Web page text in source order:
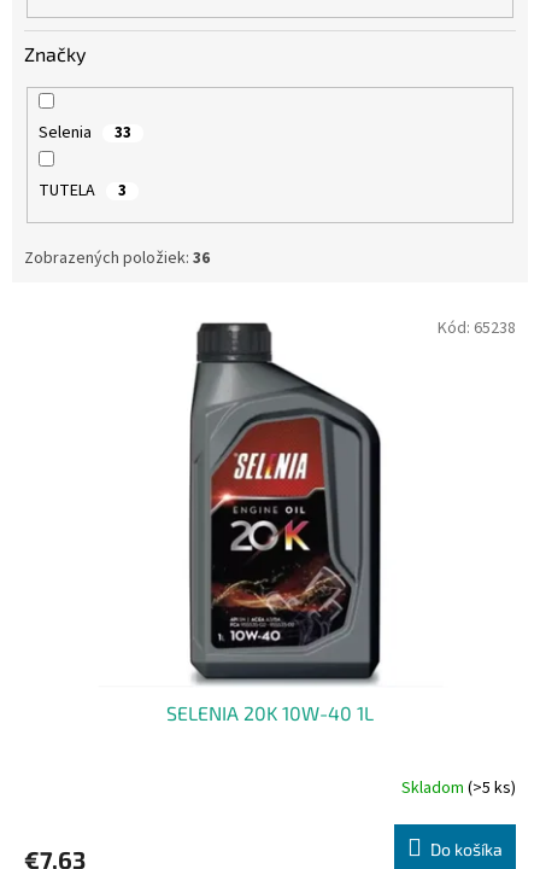
Značky
Selenia 33
TUTELA 3
Zobrazených položiek: 36
SELENIA 20K 10W-40 1L
Skladom (>5 ks)
€7,63 Do košíka
Kód: 65238